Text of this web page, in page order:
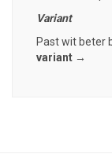
Variant
Past wit beter
variant →